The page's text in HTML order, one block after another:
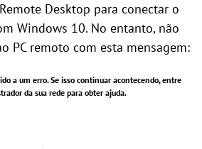
Desktop para conectar o
Windows 10. No entanto, não
PC remoto com esta mensagem:
a um erro. Se isso continuar acontecendo, entre
da sua rede para obter ajuda.